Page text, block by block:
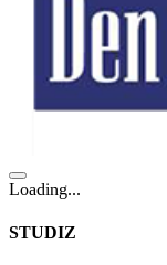
Loading...
STUDIZ